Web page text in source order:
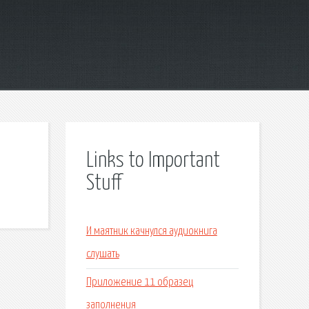
Links to Important
Stuff
И маятник качнулся аудиокнига
слушать
Приложение 11 образец
заполнения